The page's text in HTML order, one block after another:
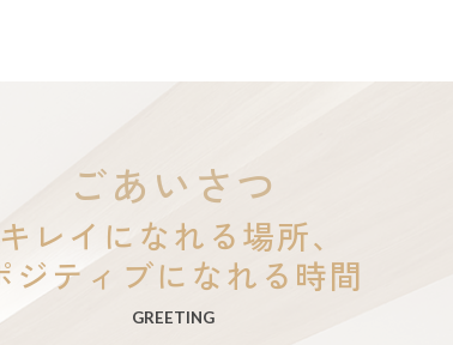
ごあいさつ
キレイになれる場所、
ジティブになれる時間
GREETING